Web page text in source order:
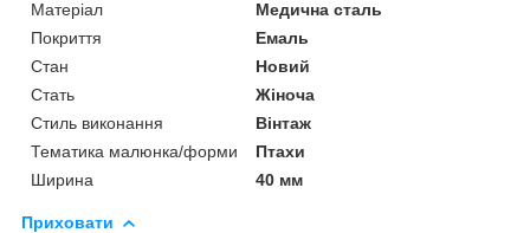
Матеріал
Медична сталь
Покриття
Емаль
Стан
Новий
Стать
Жіноча
Стиль виконання
Вінтаж
Тематика малюнка/форми
Птахи
Ширина
40 мм
Приховати